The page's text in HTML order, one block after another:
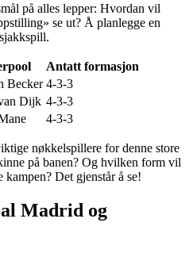
på alles lepper: Hvordan vil
se ut? Å planlegge en
Antatt formasjon
Becker 4-3-3
Dijk 4-3-3
4-3-3
nøkkelspillere for denne store
på banen? Og hvilken form vil
Det gjenstår å se!
Madrid og